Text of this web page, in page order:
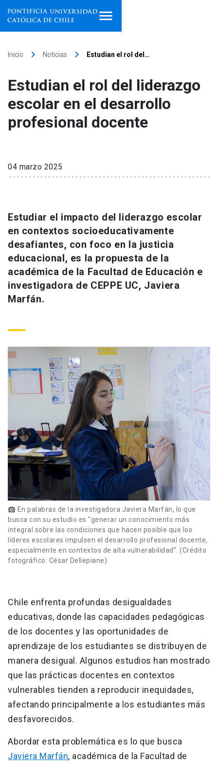
Facultades, escuelas e
institutos
Investigación
Extensión
Universidad
Información para keyboard_arrow_down
Futuros estudiantes
Estudiantes
Personal
Alumni launch
Padres y familia
launch
Go to english site launch
ACCESOS DIRECTOS
launch
Mi Portal UC launch
Biblioteca launch
Donaciones launch
Inicio keyboard_arrow_right Noticias keyboard_arrow_right Estudian el rol del…
Estudian el rol del liderazgo
escolar en el desarrollo
profesional docente
04 marzo 2025
Estudiar el impacto del liderazgo escolar
en contextos socioeducativamente
desafiantes, con foco en la justicia
educacional, es la propuesta de la
académica de la Facultad de Educación e
investigadora de CEPPE UC, Javiera
Marfán.
photo_camera En palabras de la investigadora Javiera Marfán, lo que
busca con su estudio es “generar un conocimiento más
integral sobre las condiciones que hacen posible que los
líderes escolares impulsen el desarrollo profesional docente,
especialmente en contextos de alta vulnerabilidad”. (Crédito
fotográfico: César Dellepiane)
Chile enfrenta profundas desigualdades
educativas, donde las capacidades pedagógicas
de los docentes y las oportunidades de
aprendizaje de los estudiantes se distribuyen de
manera desigual. Algunos estudios han mostrado
que las prácticas docentes en contextos
vulnerables tienden a reproducir inequidades,
afectando principalmente a los estudiantes más
desfavorecidos.
Abordar esta problemática es lo que busca
Javiera Marfán, académica de la Facultad de